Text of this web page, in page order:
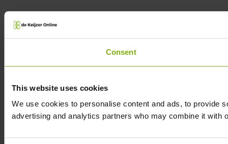
Consent
This website uses cookies
We use cookies to personalise content and ads, to provide
advertising and analytics partners who may combine it with